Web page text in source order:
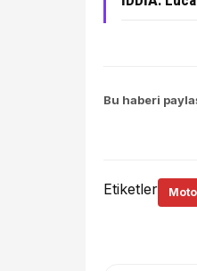
Bu haberi
Etiketler